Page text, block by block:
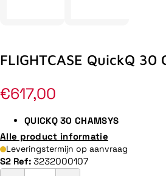
FLIGHTCASE QuickQ 30
Normale
prijs
€617,00
QUICKQ 30 CHAMSYS
Alle product informatie
Leveringstermijn op aanvraag
S2 Ref: 3232000107